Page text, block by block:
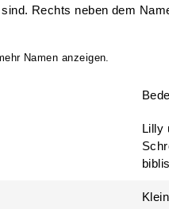
Rechts neben dem
Namen anzeigen.
Lilly